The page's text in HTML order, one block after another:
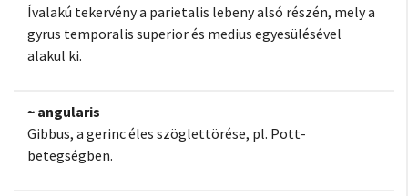
Ívalakú tekervény a parietalis lebeny alsó részén, mely a
gyrus temporalis superior és medius egyesülésével
alakul ki.
~ angularis
Gibbus, a gerinc éles szöglettörése, pl. Pott-
betegségben.